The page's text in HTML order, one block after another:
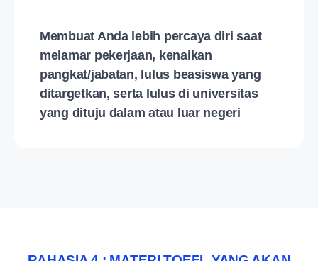
Membuat Anda lebih percaya diri saat
melamar pekerjaan, kenaikan
pangkat/jabatan, lulus beasiswa yang
ditargetkan, serta lulus di universitas
yang dituju dalam atau luar negeri